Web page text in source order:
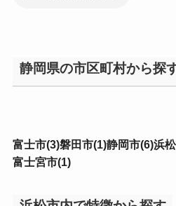
静岡県の市区町村から探
富士市(3)磐田市(1)静岡市(6)浜
富士宮市(1)